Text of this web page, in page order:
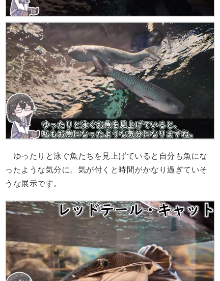
ゆったりと泳ぐ魚たちを見上げていると自分も魚にな
ったような気分に。気が付くと時間がかなり過ぎていそ
うな展示です。